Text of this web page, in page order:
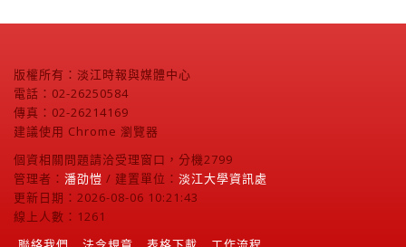
版權所有：淡江時報與媒體中心
電話：02-26250584
傳真：02-26214169
建議使用 Chrome 瀏覽器
個資相關問題請洽受理窗口，分機2799
管理者： 潘劭愷 / 建置單位： 淡江大學資訊處
更新日期：2026-08-06 10:21:43
線上人數：1261